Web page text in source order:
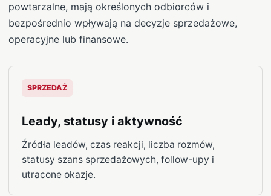
powtarzalne, mają określonych odbiorców i
bezpośrednio wpływają na decyzje sprzedażowe,
operacyjne lub finansowe.
SPRZEDAŻ
Leady, statusy i aktywność
Źródła leadów, czas reakcji, liczba rozmów,
statusy szans sprzedażowych, follow-upy i
utracone okazje.